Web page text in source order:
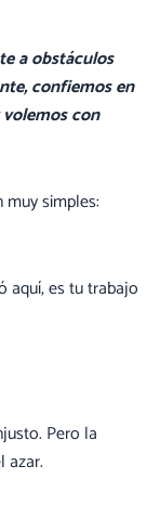
a obstáculos
confiemos en
con
muy simples:
aquí, es tu trabajo
Pero la
azar.